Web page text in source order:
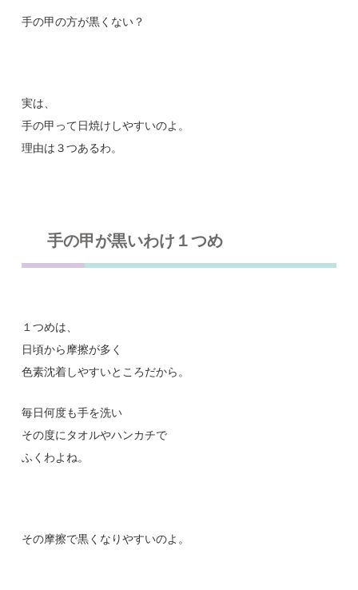
手の甲の方が黒くない？
実は、
手の甲って日焼けしやすいのよ。
理由は３つあるわ。
手の甲が黒いわけ１つめ
１つめは、
日頃から摩擦が多く
色素沈着しやすいところだから。
毎日何度も手を洗い
その度にタオルやハンカチで
ふくわよね。
その摩擦で黒くなりやすいのよ。